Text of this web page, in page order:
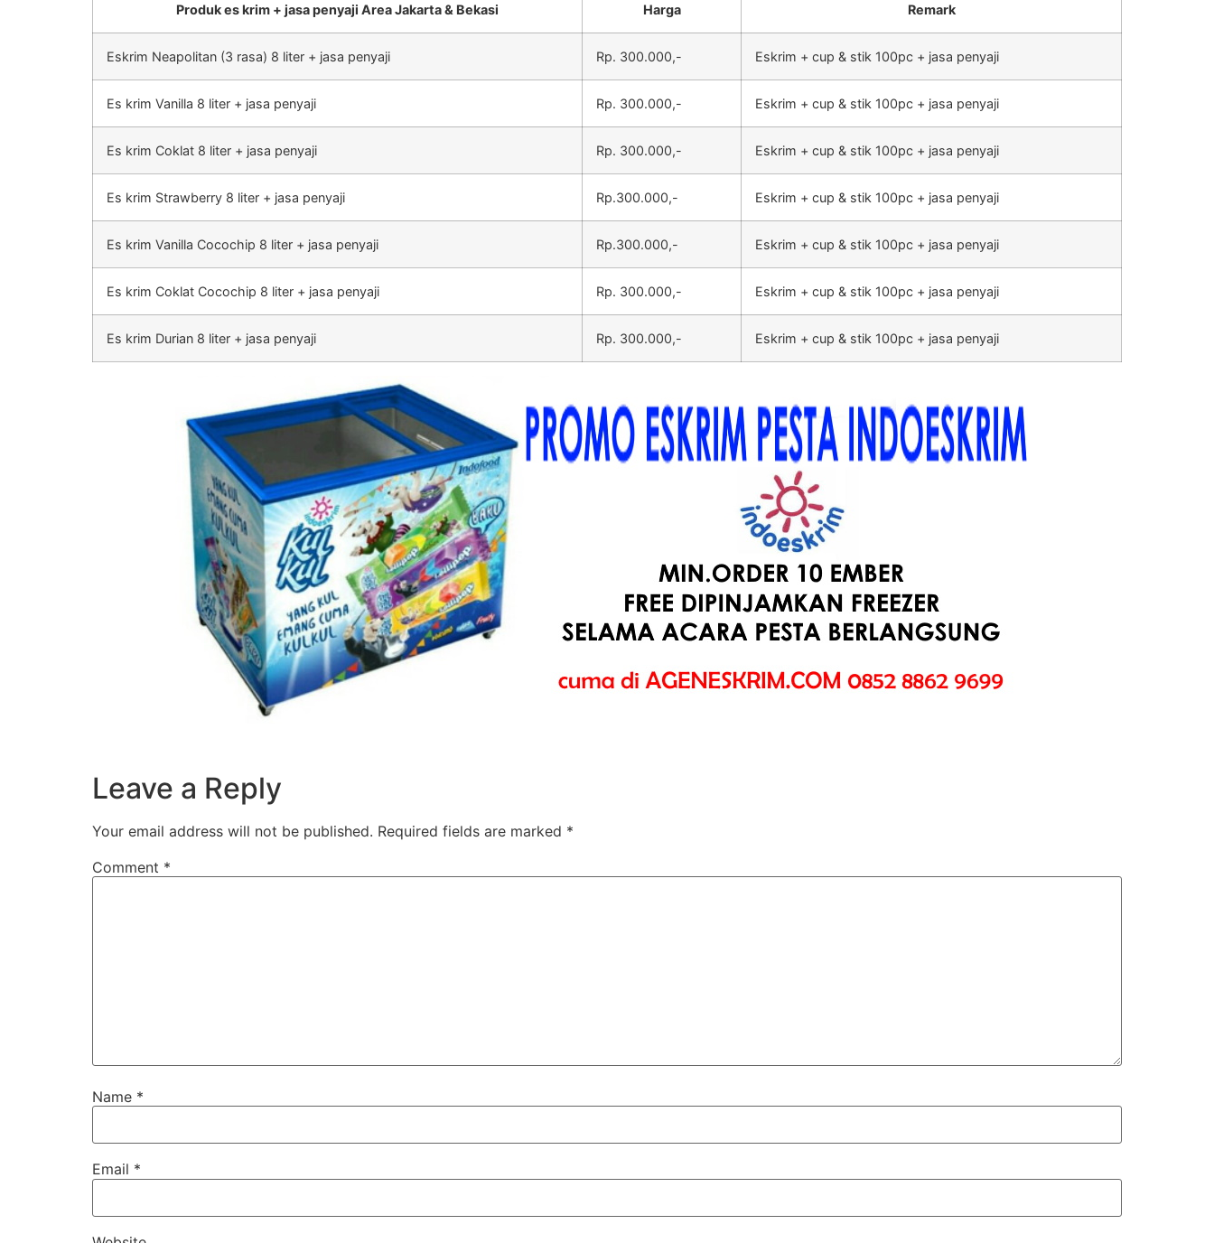
Produk es krim + jasa penyaji Area Jakarta & Bekasi Harga Remark
Eskrim Neapolitan (3 rasa) 8 liter + jasa penyaji Rp. 300.000,- Eskrim + cup & stik 100pc + jasa penyaji
Es krim Vanilla 8 liter + jasa penyaji Rp. 300.000,- Eskrim + cup & stik 100pc + jasa penyaji
Es krim Coklat 8 liter + jasa penyaji Rp. 300.000,- Eskrim + cup & stik 100pc + jasa penyaji
Es krim Strawberry 8 liter + jasa penyaji Rp.300.000,- Eskrim + cup & stik 100pc + jasa penyaji
Es krim Vanilla Cocochip 8 liter + jasa penyaji Rp.300.000,- Eskrim + cup & stik 100pc + jasa penyaji
Es krim Coklat Cocochip 8 liter + jasa penyaji Rp. 300.000,- Eskrim + cup & stik 100pc + jasa penyaji
Es krim Durian 8 liter + jasa penyaji Rp. 300.000,- Eskrim + cup & stik 100pc + jasa penyaji
Leave a Reply
Your email address will not be published. Required fields are marked *
Comment *
Name *
Email *